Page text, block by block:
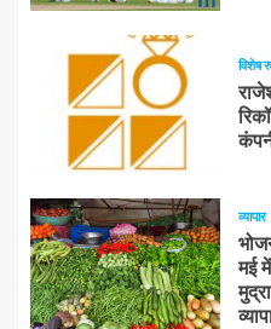
विशेष
व्यापार
मई